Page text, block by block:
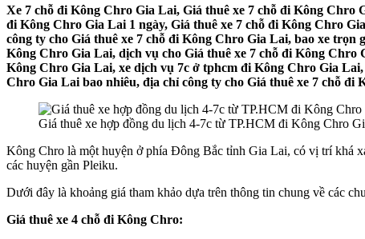
Xe 7 chỗ đi Kông Chro Gia Lai, Giá thuê xe 7 chỗ đi Kông Chro
đi Kông Chro Gia Lai 1 ngày, Giá thuê xe 7 chỗ đi Kông Chro
công ty cho Giá thuê xe 7 chỗ đi Kông Chro Gia Lai, bao xe
Kông Chro Gia Lai, dịch vụ cho Giá thuê xe 7 chỗ đi Kông Chro
Kông Chro Gia Lai, xe dịch vụ 7c ở tphcm đi Kông Chro Gia
Chro Gia Lai bao nhiêu, địa chỉ công ty cho Giá thuê xe 7 chỗ
Giá thuê xe hợp đồng du lịch 4-7c từ TP.HCM đi Kông Chro
Kông Chro là một huyện ở phía Đông Bắc tỉnh Gia Lai, có vị trí khá
các huyện gần Pleiku.
Dưới đây là khoảng giá tham khảo dựa trên thông tin chung về các
Giá thuê xe 4 chỗ đi Kông Chro: